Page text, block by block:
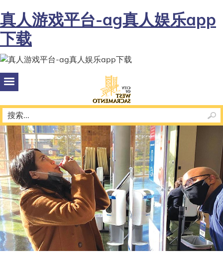
真人游戏平台-ag真人娱乐app
下载
西
萨
克
拉
门
托
市